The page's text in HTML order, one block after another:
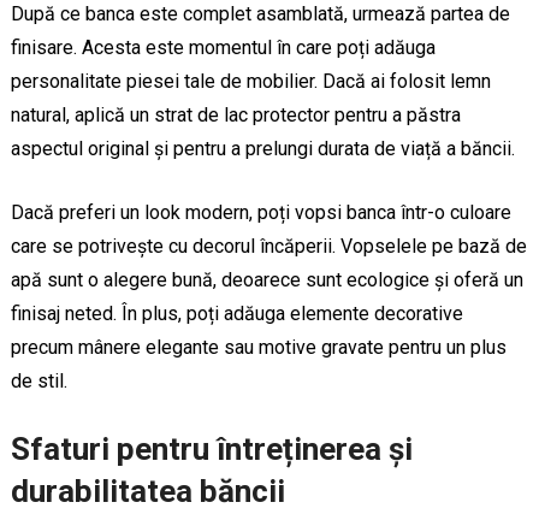
După ce banca este complet asamblată, urmează partea de
finisare. Acesta este momentul în care poți adăuga
personalitate piesei tale de mobilier. Dacă ai folosit lemn
natural, aplică un strat de lac protector pentru a păstra
aspectul original și pentru a prelungi durata de viață a băncii.
Dacă preferi un look modern, poți vopsi banca într-o culoare
care se potrivește cu decorul încăperii. Vopselele pe bază de
apă sunt o alegere bună, deoarece sunt ecologice și oferă un
finisaj neted. În plus, poți adăuga elemente decorative
precum mânere elegante sau motive gravate pentru un plus
de stil.
Sfaturi pentru întreținerea și
durabilitatea băncii